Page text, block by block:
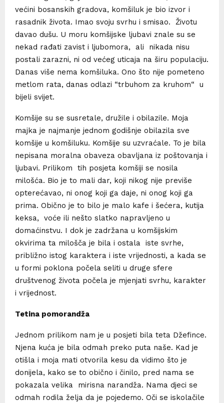
većini bosanskih gradova, komšiluk je bio izvor i
rasadnik života. Imao svoju svrhu i smisao. Životu
davao dušu. U moru komšijske ljubavi znale su se
nekad rađati zavist i ljubomora, ali nikada nisu
postali zarazni, ni od većeg uticaja na širu populaciju.
Danas više nema komšiluka. Ono što nije pometeno
metlom rata, danas odlazi “trbuhom za kruhom“ u
bijeli svijet.
Komšije su se susretale, družile i obilazile. Moja
majka je najmanje jednom godišnje obilazila sve
komšije u komšiluku. Komšije su uzvraćale. To je bila
nepisana moralna obaveza obavljana iz poštovanja i
ljubavi. Prilikom tih posjeta komšiji se nosila
milošća. Bio je to mali dar, koji nikog nije previše
opterećavao, ni onog koji ga daje, ni onog koji ga
prima. Obično je to bilo je malo kafe i šećera, kutija
keksa, voće ili nešto slatko napravljeno u
domaćinstvu. I dok je zadržana u komšijskim
okvirima ta milošča je bila i ostala iste svrhe,
približno istog karaktera i iste vrijednosti, a kada se
u formi poklona počela seliti u druge sfere
društvenog života počela je mjenjati svrhu, karakter
i vrijednost.
Tetina pomorandža
Jednom prilikom nam je u posjeti bila teta Džefince.
Njena kuća je bila odmah preko puta naše. Kad je
otišla i moja mati otvorila kesu da vidimo što je
donijela, kako se to obično i činilo, pred nama se
pokazala velika mirisna narandža. Nama djeci se
odmah rodila želja da je pojedemo. Oči se iskolačile